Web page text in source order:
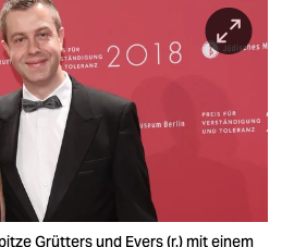
Grütters und Evers (r.) mit einem